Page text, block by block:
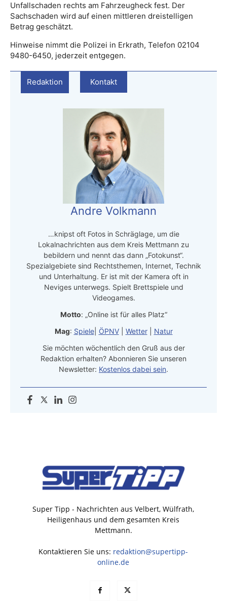
Unfallschaden rechts am Fahrzeugheck fest. Der
Sachschaden wird auf einen mittleren dreistelligen
Betrag geschätzt.
Hinweise nimmt die Polizei in Erkrath, Telefon 02104
9480-6450, jederzeit entgegen.
Redaktion Kontakt
Andre Volkmann
…knipst oft Fotos in Schräglage, um die
Lokalnachrichten aus dem Kreis Mettmann zu
bebildern und nennt das dann „Fotokunst“.
Spezialgebiete sind Rechtsthemen, Internet, Technik
und Unterhaltung. Er ist mit der Kamera oft in
Neviges unterwegs. Spielt Brettspiele und
Videogames.
Motto: „Online ist für alles Platz“
Mag: Spiele| ÖPNV| Wetter| Natur
Sie möchten wöchentlich den Gruß aus der
Redaktion erhalten? Abonnieren Sie unseren
Newsletter: Kostenlos dabei sein.
Super Tipp - Nachrichten aus Velbert, Wülfrath,
Heiligenhaus und dem gesamten Kreis
Mettmann.
Kontaktieren Sie uns: redaktion@supertipp-
online.de